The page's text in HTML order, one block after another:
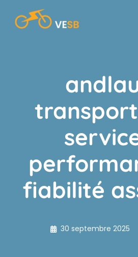
contenu
fiabilité
30 septembre 2025